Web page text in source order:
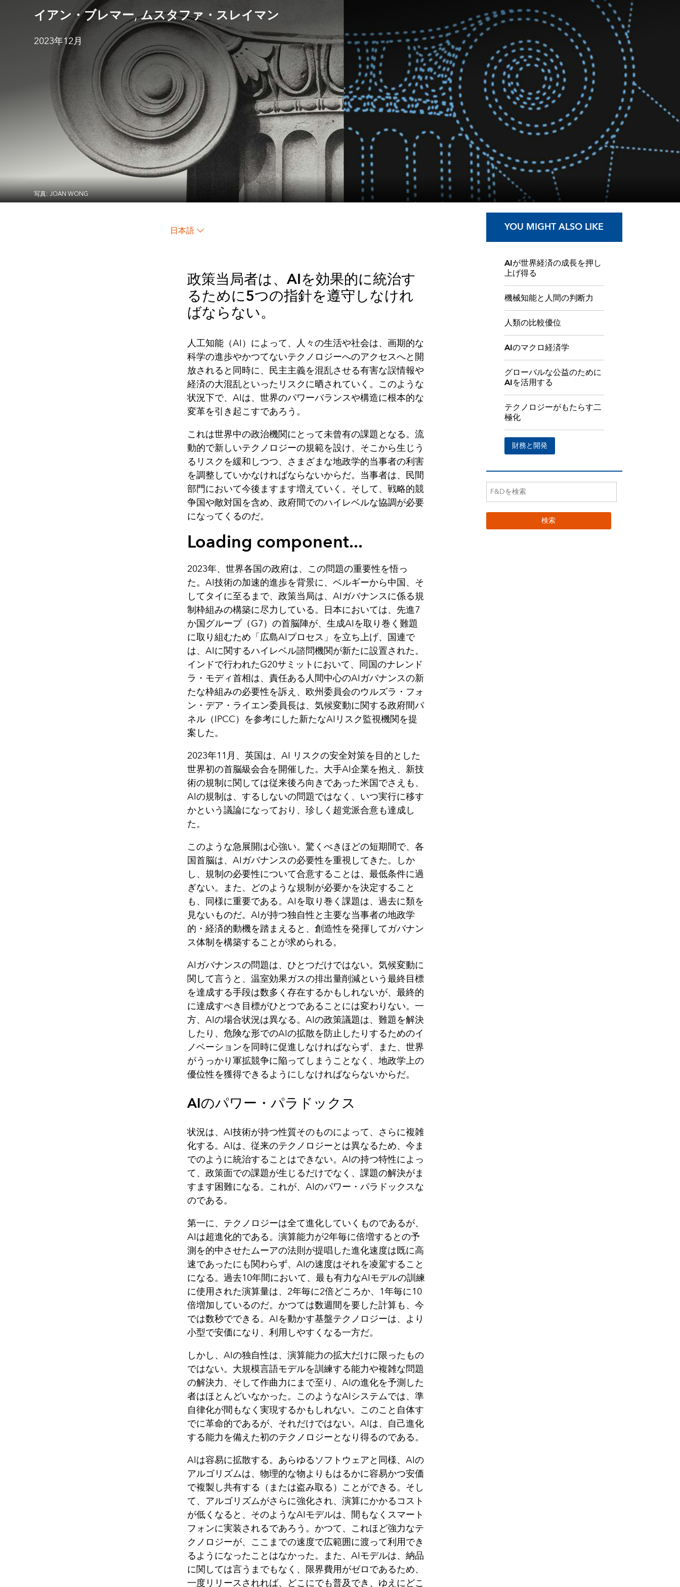
イアン・ブレマー,ムスタファ・スレイマン
2023年12月
写真: JOAN WONG
日本語
政策当局者は、AIを効果的に統治す
るために5つの指針を遵守しなけれ
ばならない。
人工知能（AI）によって、人々の生活や社会は、画期的な
科学の進歩やかつてないテクノロジーへのアクセスへと開
放されると同時に、民主主義を混乱させる有害な誤情報や
経済の大混乱といったリスクに晒されていく。このような
状況下で、AIは、世界のパワーバランスや構造に根本的な
変革を引き起こすであろう。
‌これは世界中の政治機関にとって未曾有の課題となる。‌流
動的で新しいテクノロジーの規範を設け、そこから生じう
るリスクを緩和しつつ、さまざまな地政学的当事者の利害
を調整していかなければならないからだ。‌当事者は、民間
部門において今後ますます増えていく。そして、戦略的競
争国や敵対国を含め、政府間でのハイレベルな協調が必要
になってくるのだ。
Loading component...
2023年、世界各国の政府は、この問題の重要性を悟っ
た。AI技術の加速的進歩を背景に、ベルギーから中国、そ
してタイに至るまで、政策当局は、AIガバナンスに係る規
制枠組みの構築に尽力している。‌日本においては、先進7
か国グループ（G7）の首脳陣が、生成AIを取り巻く難題
に取り組むため「広島AIプロセス」を立ち上げ、国連で
は、AIに関するハイレベル諮問機関が新たに設置された。‌
インドで行われたG20サミットにおいて、同国のナレンド
ラ・モディ首相は、責任ある人間中心のAIガバナンスの新
たな枠組みの必要性を訴え、欧州委員会のウルズラ・フォ
ン・デア・ライエン委員長は、気候変動に関する政府間パ
ネル（IPCC）を参考にした新たなAIリスク監視機関を提
案した。
‌2023年11月、英国は、AI リスクの安全対策を目的とした
世界初の首脳級会合を開催した。‌大手AI企業を抱え、新技
術の規制に関しては従来後ろ向きであった米国でさえも、
AIの規制は、するしないの問題ではなく、いつ実行に移す
かという議論になっており、珍しく超党派合意も達成し
た。‌
このような急展開は心強い。‌驚くべきほどの短期間で、各
国首脳は、AIガバナンスの必要性を重視してきた。‌しか
し、規制の必要性について合意することは、最低条件に過
ぎない。また、どのような規制が必要かを決定すること
も、同様に重要である。AIを取り巻く課題は、過去に類を
見ないものだ。AIが持つ独自性と主要な当事者の地政学
的・経済的動機を踏まえると、創造性を発揮してガバナン
ス体制を構築することが求められる。
‌AIガバナンスの問題は、ひとつだけではない。‌気候変動に
関して言うと、温室効果ガスの排出量削減という最終目標
を達成する手段は数多く存在するかもしれないが、最終的
に達成すべき目標がひとつであることには変わりない。一
方、AIの場合状況は異なる。AIの政策議題は、難題を解決
したり、危険な形でのAIの拡散を防止したりするためのイ
ノベーションを同時に促進しなければならず、また、世界
がうっかり軍拡競争に陥ってしまうことなく、地政学上の
優位性を獲得できるようにしなければならないからだ。‌
AIのパワー・パラドックス
状況は、AI技術が持つ性質そのものによって、さらに複雑
化する。‌AIは、従来のテクノロジーとは異なるため、今ま
でのように統治することはできない。‌AIの持つ特性によっ
て、政策面での課題が生じるだけでなく、課題の解決がま
すます困難になる。これが、AIのパワー・パラドックスな
のである。‌
第一に、テクノロジーは全て進化していくものであるが、
AIは超進化的である。演算能力が2年毎に倍増するとの予
測を的中させたムーアの法則が提唱した進化速度は既に高
速であったにも関わらず、AIの速度はそれを凌駕すること
になる。過去10年間において、最も有力なAIモデルの訓練
に使用された演算量は、2年毎に2倍どころか、1年毎に10
倍増加しているのだ。‌かつては数週間を要した計算も、今
では数秒でできる。‌AIを動かす基盤テクノロジーは、より
小型で安価になり、利用しやすくなる一方だ。
しかし、AIの独自性は、演算能力の拡大だけに限ったもの
ではない。‌大規模言語モデルを訓練する能力や複雑な問題
の解決力、そして作曲力にまで至り、AIの進化を予測した
者はほとんどいなかった。このようなAIシステムでは、準
自律化が間もなく実現するかもしれない。‌このこと自体す
でに革命的であるが、それだけではない。‌AIは、自己進化
する能力を備えた初のテクノロジーとなり得るのである。
AIは容易に拡散する。‌あらゆるソフトウェアと同様、AIの
アルゴリズムは、物理的な物よりもはるかに容易かつ安価
で複製し共有する（または盗み取る）ことができる。‌そし
て、アルゴリズムがさらに強化され、演算にかかるコスト
が低くなると、そのようなAIモデルは、間もなくスマート
フォンに実装されるであろう。かつて、これほど強力なテ
クノロジーが、ここまでの速度で広範囲に渡って利用でき
るようになったことはなかった。‌また、AIモデルは、納品
に関しては言うまでもなく、限界費用がゼロであるため、
一度リリースされれば、どこにでも普及でき、ゆえにどこ
YOU MIGHT ALSO LIKE
AIが世界経済の成長を押し
上げ得る
機械知能と人間の判断力
人類の比較優位
AIのマクロ経済学
グローバルな公益のために
AIを活用する
テクノロジーがもたらす二
極化
財務と開発